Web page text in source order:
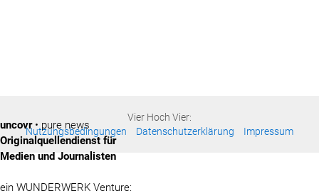
Vier Hoch Vier:
Nutzungsbedingungen
Datenschutzerklärung Impressum
uncovr• pure news
Originalquellendienst für
Medien und Journalisten
ein WUNDERWERK Venture: